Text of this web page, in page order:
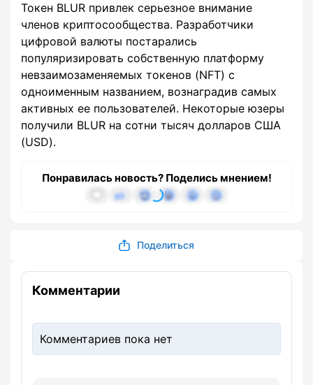
Токен BLUR привлек серьезное внимание
членов криптосообщества. Разработчики
цифровой валюты постарались
популяризировать собственную платформу
невзаимозаменяемых токенов (NFT) с
одноименным названием, вознаградив самых
активных ее пользователей. Некоторые юзеры
получили BLUR на сотни тысяч долларов США
(USD).
Понравилась новость? Поделись мнением!
Поделиться
Комментарии
Комментариев пока нет